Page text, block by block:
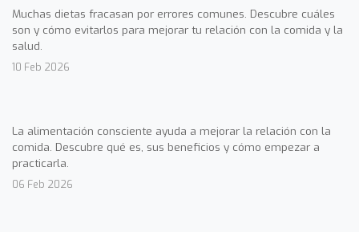
Muchas dietas fracasan por errores comunes. Descubre cuáles
son y cómo evitarlos para mejorar tu relación con la comida y la
salud.
10 Feb 2026
La alimentación consciente ayuda a mejorar la relación con la
comida. Descubre qué es, sus beneficios y cómo empezar a
practicarla.
06 Feb 2026